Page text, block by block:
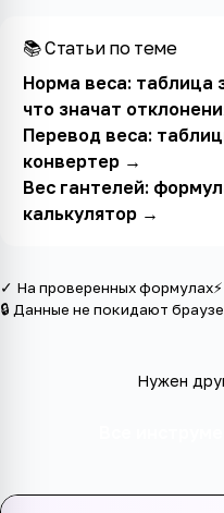
📚 Статьи по теме
Норма веса: таблица
что значат
Перевод веса:
конвертер→
Вес гантелей:
калькулятор→
✓ На проверенных формулах
🔒 Данные не покидают
Нужен